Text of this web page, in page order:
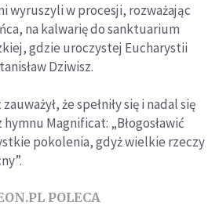
wyruszyli w procesji, rozważając
na kalwarię do sanktuarium
gdzie uroczystej Eucharystii
Dziwisz.
że spełniły się i nadal się
hymnu Magnificat: „Błogosławić
pokolenia, gdyż wielkie rzeczy
POLECA